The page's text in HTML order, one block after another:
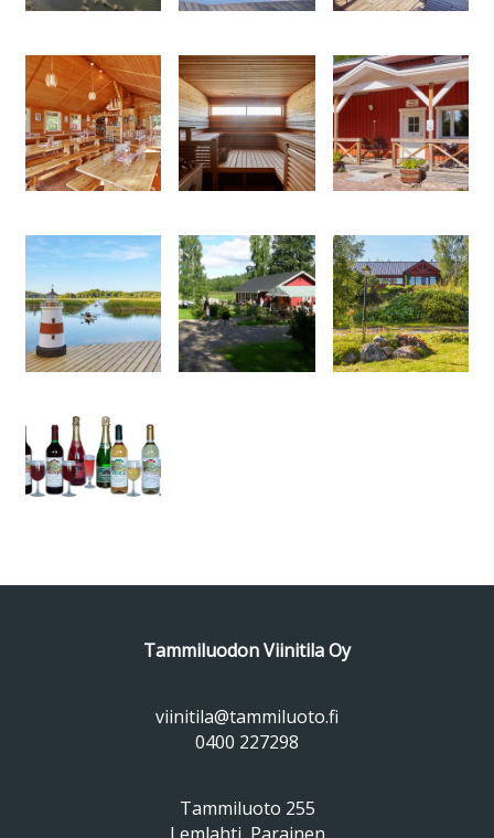
Tammiluodon Viinitila Oy
viinitila@tammiluoto.fi
0400 227298
Tammiluoto 255